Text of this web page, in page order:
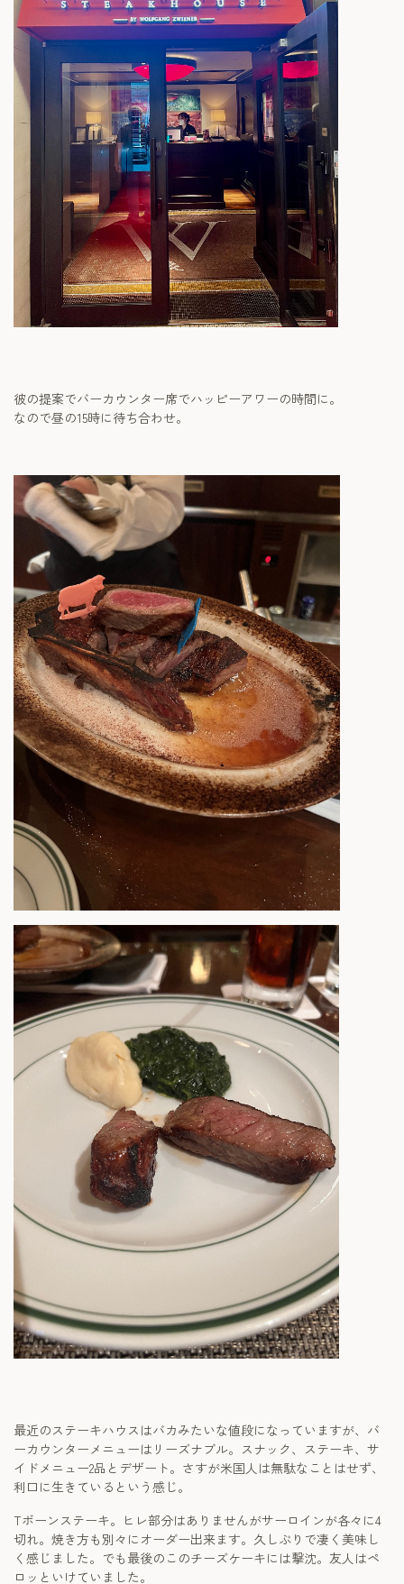
彼の提案でバーカウンター席でハッピーアワーの時間に。
なので昼の15時に待ち合わせ。
最近のステーキハウスはバカみたいな値段になっていますが、バ
ーカウンターメニューはリーズナブル。スナック、ステーキ、サ
イドメニュー2品とデザート。さすが米国人は無駄なことはせず、
利口に生きているという感じ。
Tボーンステーキ。ヒレ部分はありませんがサーロインが各々に4
切れ。焼き方も別々にオーダー出来ます。久しぶりで凄く美味し
く感じました。でも最後のこのチーズケーキには撃沈。友人はペ
ロッといけていました。